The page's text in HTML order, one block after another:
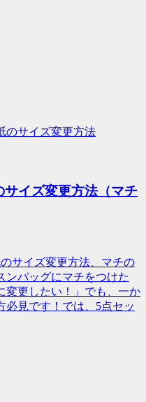
サイズ変更方法（マチ
サイズ変更方法、マチの
ンバッグにマチをつけた
変更したい！」でも、一か
必見です！では、5点セッ